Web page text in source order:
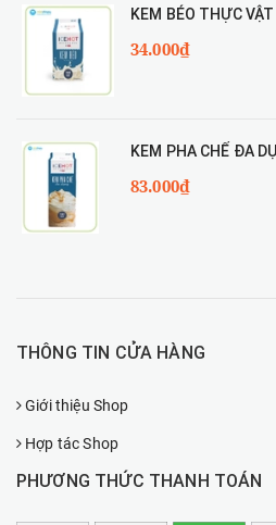
KEM BÉO THỰC
34.000₫
KEM PHA CHẾ ĐA
83.000₫
THÔNG TIN CỬA HÀNG
Giới thiệu Shop
Hợp tác Shop
PHƯƠNG THỨC THANH TOÁN